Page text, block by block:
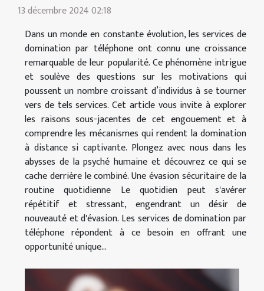
13 décembre 2024 02:18
Dans un monde en constante évolution, les services de
domination par téléphone ont connu une croissance
remarquable de leur popularité. Ce phénomène intrigue
et soulève des questions sur les motivations qui
poussent un nombre croissant d’individus à se tourner
vers de tels services. Cet article vous invite à explorer
les raisons sous-jacentes de cet engouement et à
comprendre les mécanismes qui rendent la domination
à distance si captivante. Plongez avec nous dans les
abysses de la psyché humaine et découvrez ce qui se
cache derrière le combiné. Une évasion sécuritaire de la
routine quotidienne Le quotidien peut s'avérer
répétitif et stressant, engendrant un désir de
nouveauté et d'évasion. Les services de domination par
téléphone répondent à ce besoin en offrant une
opportunité unique...